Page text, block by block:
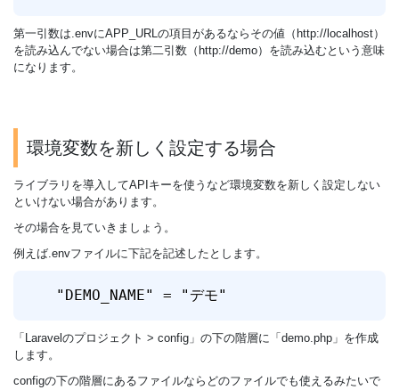
第一引数は.envにAPP_URLの項目があるならその値（http://localhost）
を読み込んでない場合は第二引数（http://demo）を読み込むという意味
になります。
環境変数を新しく設定する場合
ライブラリを導入してAPIキーを使うなど環境変数を新しく設定しない
といけない場合があります。
その場合を見ていきましょう。
例えば.envファイルに下記を記述したとします。
"DEMO_NAME" = "デモ"
「Laravelのプロジェクト > config」の下の階層に「demo.php」を作成
します。
configの下の階層にあるファイルならどのファイルでも使えるみたいで